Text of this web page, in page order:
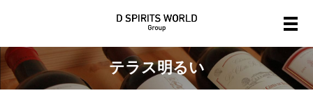
メ
テラス明るい